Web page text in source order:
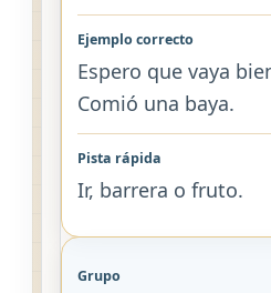
Espero que vaya
Comió una baya.
Ir, barrera o fruto.